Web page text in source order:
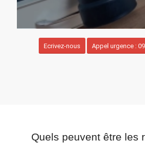
Ecrivez-nous Appel urgence :
Quels peuvent être les